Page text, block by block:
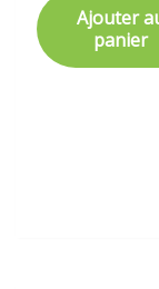
Ajouter
panier